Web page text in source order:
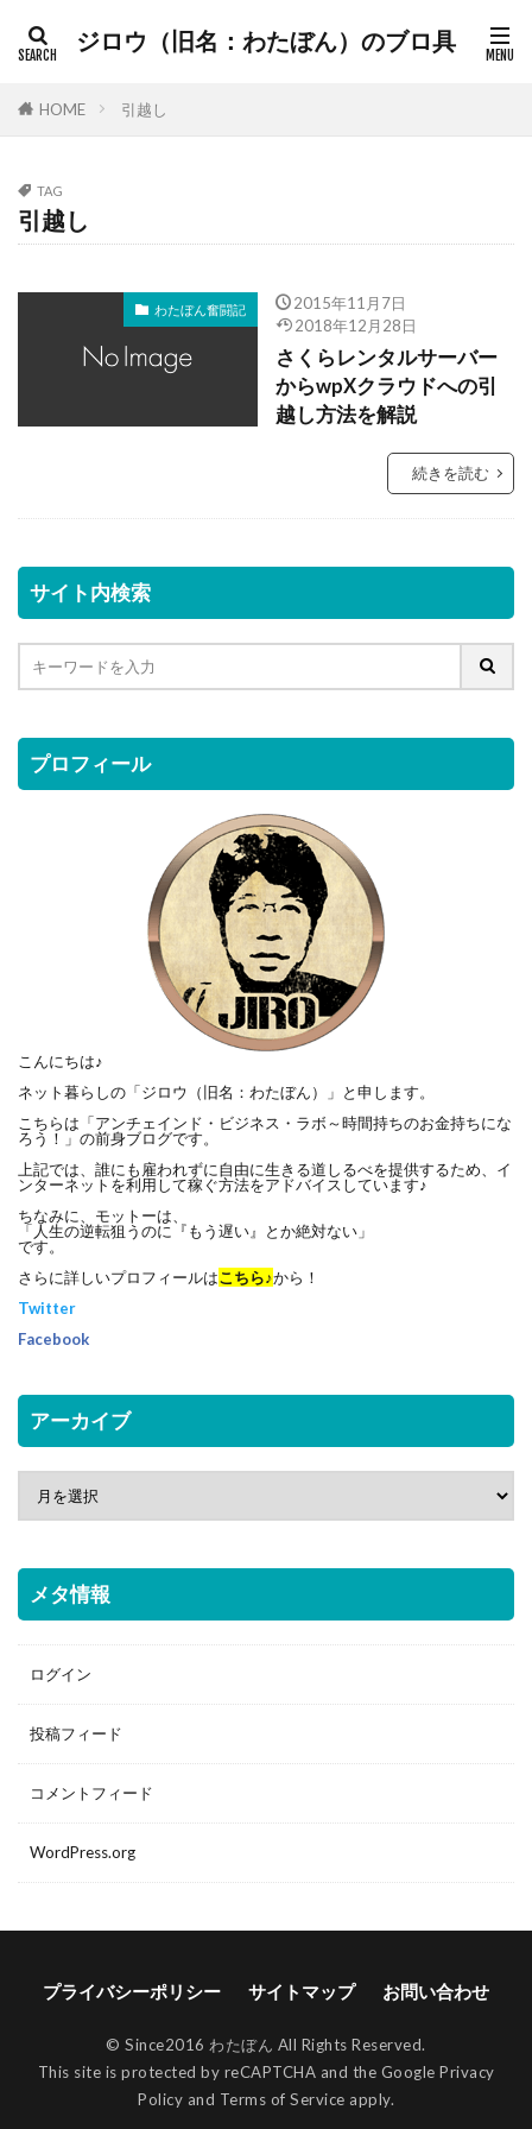
ジロウ（旧名：わたぼん）のブロ具
HOME 引越し
TAG
引越し
わたぼん奮闘記
2015年11月7日
2018年12月28日
さくらレンタルサーバー
からwpXクラウドへの引
越し方法を解説
続きを読む
サイト内検索
プロフィール
こんにちは♪
ネット暮らしの「ジロウ（旧名：わたぼん）」と申します。
こちらは「アンチェインド・ビジネス・ラボ～時間持ちのお金持ちにな
ろう！」の前身ブログです。
上記では、誰にも雇われずに自由に生きる道しるべを提供するため、イ
ンターネットを利用して稼ぐ方法をアドバイスしています♪
ちなみに、モットーは、
「人生の逆転狙うのに『もう遅い』とか絶対ない」
です。
さらに詳しいプロフィールはこちら♪から！
Twitter
Facebook
アーカイブ
メタ情報
ログイン
投稿フィード
コメントフィード
WordPress.org
プライバシーポリシー サイトマップ お問い合わせ
© Since2016 わたぼん All Rights Reserved.
This site is protected by reCAPTCHA and the Google Privacy
Policy and Terms of Service apply.